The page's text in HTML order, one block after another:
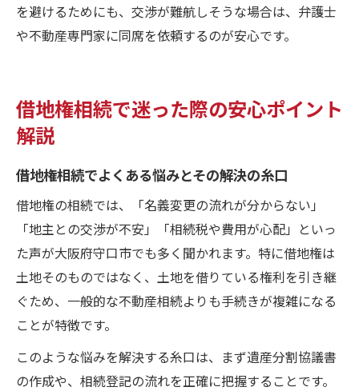
を避けるためにも、交渉が難航しそうな場合は、弁護士
や不動産専門家に同席を依頼するのが安心です。
借地権相続で迷った際の安心ポイント
解説
借地権相続でよくある悩みとその解決の糸口
借地権の相続では、「名義変更の流れが分からない」
「地主との交渉が不安」「相続税や費用が心配」といっ
た声が大阪府守口市でも多く聞かれます。特に借地権は
土地そのものではなく、土地を借りている権利を引き継
ぐため、一般的な不動産相続よりも手続きが複雑になる
ことが特徴です。
このような悩みを解決する糸口は、まず遺産分割協議書
の作成や、相続登記の流れを正確に把握することです。